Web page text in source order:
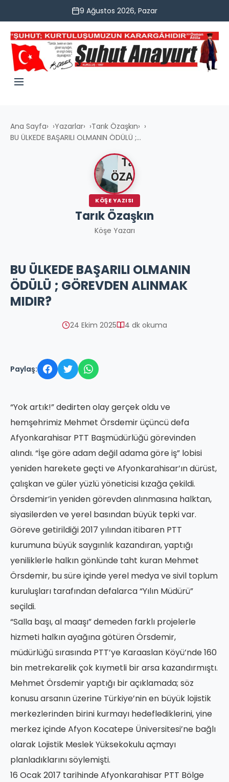
9 Ağustos 2026, Pazar
Ana Sayfa› Yazarlar› Tarık Özaşkın›
BU ÜLKEDE BAŞARILI OLMANIN ÖDÜLÜ ;...
KÖŞE YAZISI
Tarık Özaşkın
Köşe Yazarı
BU ÜLKEDE BAŞARILI OLMANIN
ÖDÜLÜ ; GÖREVDEN ALINMAK
MIDIR?
24 Ekim 2025 4 dk okuma
Paylaş:
“Yok artık!” dedirten olay gerçek oldu ve
hemşehrimiz Mehmet Örsdemir üçüncü defa
Afyonkarahisar PTT Başmüdürlüğü görevinden
alındı. “İşe göre adam değil adama göre iş” lobisi
yeniden harekete geçti ve Afyonkarahisar’ın dürüst,
çalışkan ve güler yüzlü yöneticisi kızağa çekildi.
Örsdemir’in yeniden görevden alınmasına halktan,
siyasilerden ve yerel basından büyük tepki var.
Göreve getirildiği 2017 yılından itibaren PTT
kurumuna büyük saygınlık kazandıran, yaptığı
yeniliklerle halkın gönlünde taht kuran Mehmet
Örsdemir, bu süre içinde yerel medya ve sivil toplum
kuruluşları tarafından defalarca “Yılın Müdürü”
seçildi.
“Salla başı, al maaşı” demeden farklı projelerle
hizmeti halkın ayağına götüren Örsdemir,
müdürlüğü sırasında PTT’ye Karaaslan Köyü’nde 160
bin metrekarelik çok kıymetli bir arsa kazandırmıştı.
Mehmet Örsdemir yaptığı bir açıklamada; söz
konusu arsanın üzerine Türkiye’nin en büyük lojistik
merkezlerinden birini kurmayı hedeflediklerini, yine
merkez içinde Afyon Kocatepe Üniversitesi’ne bağlı
olarak Lojistik Meslek Yüksekokulu açmayı
planladıklarını söylemişti.
16 Ocak 2017 tarihinde Afyonkarahisar PTT Bölge